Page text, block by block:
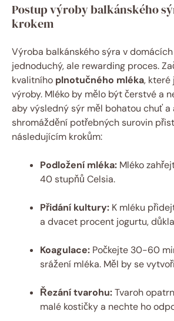
Postup výroby balkánského
krokem
Výroba balkánského sýra v
jednoduchý, ale rewarding proces.
kvalitního plnotučného mléka, které
výroby. Mléko by mělo být čerstvé a
aby výsledný sýr měl bohatou chuť a
shromáždění potřebných surovin
následujícím krokům:
Podložení mléka: Mléko
40 stupňů Celsia.
Přidání kultury: K mléku
a dvacet procent jogurtu,
Koagulace: Počkejte 30-60
srážení mléka. Měl by se
Řezání tvarohu:Tvaroh
malé kostičky a nechte ho